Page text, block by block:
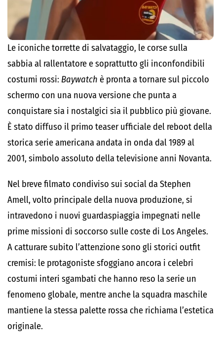
Le iconiche torrette di salvataggio, le corse sulla
sabbia al rallentatore e soprattutto gli inconfondibili
costumi rossi: Baywatch è pronta a tornare sul piccolo
schermo con una nuova versione che punta a
conquistare sia i nostalgici sia il pubblico più giovane.
È stato diffuso il primo teaser ufficiale del reboot della
storica serie americana andata in onda dal 1989 al
2001, simbolo assoluto della televisione anni Novanta.
Nel breve filmato condiviso sui social da Stephen
Amell, volto principale della nuova produzione, si
intravedono i nuovi guardaspiaggia impegnati nelle
prime missioni di soccorso sulle coste di Los Angeles.
A catturare subito l’attenzione sono gli storici outfit
cremisi: le protagoniste sfoggiano ancora i celebri
costumi interi sgambati che hanno reso la serie un
fenomeno globale, mentre anche la squadra maschile
mantiene la stessa palette rossa che richiama l’estetica
originale.